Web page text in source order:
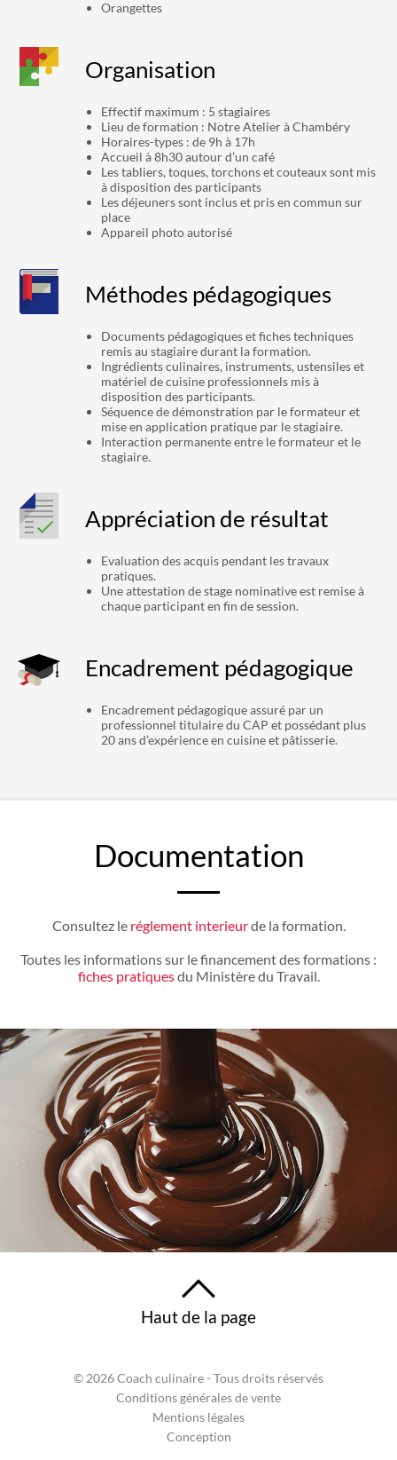
Orangettes
Organisation
Effectif maximum : 5 stagiaires
Lieu de formation : Notre Atelier à Chambéry
Horaires-types : de 9h à 17h
Accueil à 8h30 autour d’un café
Les tabliers, toques, torchons et couteaux sont mis
à disposition des participants
Les déjeuners sont inclus et pris en commun sur
place
Appareil photo autorisé
Méthodes pédagogiques
Documents pédagogiques et fiches techniques
remis au stagiaire durant la formation.
Ingrédients culinaires, instruments, ustensiles et
matériel de cuisine professionnels mis à
disposition des participants.
Séquence de démonstration par le formateur et
mise en application pratique par le stagiaire.
Interaction permanente entre le formateur et le
stagiaire.
Appréciation de résultat
Evaluation des acquis pendant les travaux
pratiques.
Une attestation de stage nominative est remise à
chaque participant en fin de session.
Encadrement pédagogique
Encadrement pédagogique assuré par un
professionnel titulaire du CAP et possédant plus
20 ans d’expérience en cuisine et pâtisserie.
Documentation
Consultez le réglement interieurde la formation.
Toutes les informations sur le financement des formations :
fiches pratiquesdu Ministère du Travail.
Haut de la page
© 2026 Coach culinaire - Tous droits réservés
Conditions générales de vente
Mentions légales
Conception